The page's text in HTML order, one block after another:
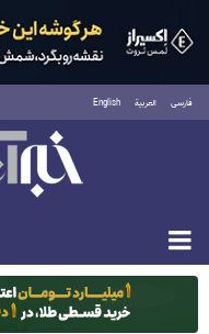
فارسی العربية English
یکشنبه ۱۸ مرداد ۱۴۰۵